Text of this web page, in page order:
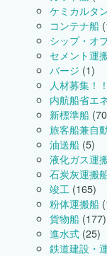
ケミカルタ
コンテナ船
シップ・オ
セメント運
バージ (1)
人材募集！！
内航船省エ
新標準船
旅客船兼自
油送船 (5)
液化ガス運
石炭灰運搬
竣工 (165)
粉体運搬船
貨物船 (177)
進水式 (25)
鉄道建設・